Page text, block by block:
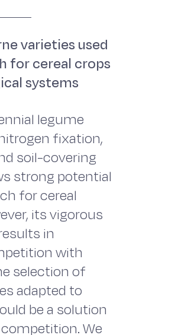
varieties used
for cereal crops
systems
legume
fixation,
soil-covering
strong potential
for cereal
its vigorous
in
with
selection of
adapted to
be a solution
We